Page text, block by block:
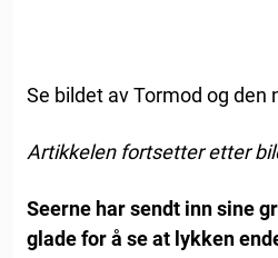
Se bildet av Tormod og
Artikkelen fortsetter etter
Seerne har sendt inn sine
glade for å se at lykken